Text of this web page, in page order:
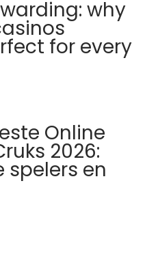
why
for every
Online
2026:
spelers en